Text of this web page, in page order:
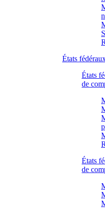
États
États
de
États
de